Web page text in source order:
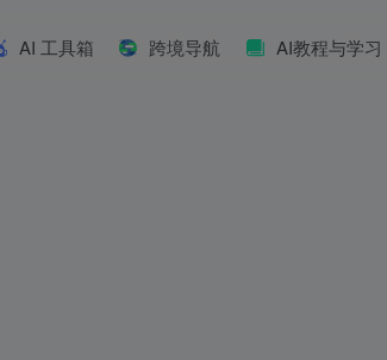
AI 工具箱 跨境导航 AI教程与学习